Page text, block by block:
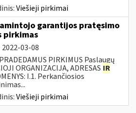
Viešieji pirkimai
garantijos pratęsimo
pirkimas
2022-03-08
PIRKIMUS Paslaugų
ORGANIZACIJA, ADRESAS IR
I.1. Perkančiosios
Viešieji pirkimai